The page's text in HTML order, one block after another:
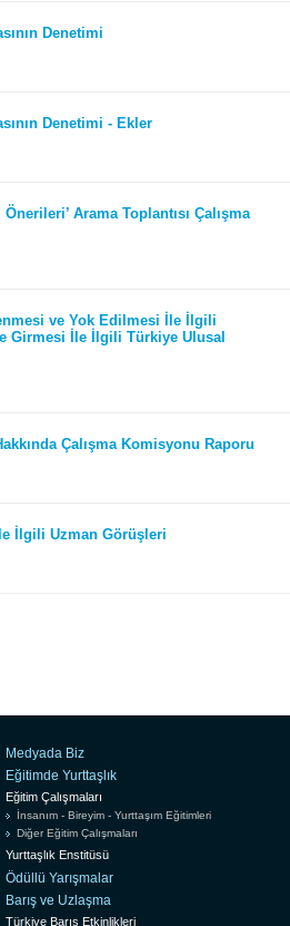
Denetimi
Denetimi - Ekler
Arama Toplantısı Çalışma
ve Yok Edilmesi İle İlgili
Girmesi İle İlgili Türkiye Ulusal
Çalışma Komisyonu Raporu
İlgili Uzman Görüşleri
Medyada Biz
Eğitimde Yurttaşlık
Eğitim Çalışmaları
İnsanım - Bireyim - Yurttaşım Eğitimleri
Diğer Eğitim Çalışmaları
Yurttaşlık Enstitüsü
Ödüllü Yarışmalar
Barış ve Uzlaşma
Türkiye Barış Etkinlikleri